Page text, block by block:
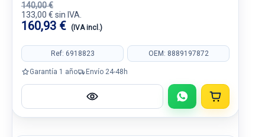
140,00 €
133,00 € sin IVA.
160,93 € (IVA incl.)
Ref: 6918823 OEM: 8889197872
Garantía 1 año Envío 24-48h